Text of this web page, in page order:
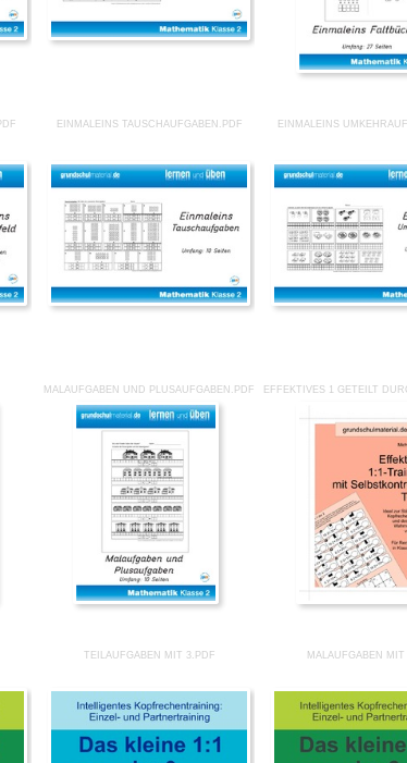
EINMALEINS TAUSCHAUFGABEN.PDF EINMALEINS
MALAUFGABEN UND PLUSAUFGABEN.PDF EFFEKTIVES 1 GETEILT
TEILAUFGABEN MIT 3.PDF MALAUFGABEN MIT